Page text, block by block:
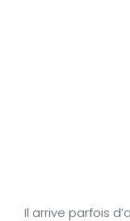
Il arrive parfois